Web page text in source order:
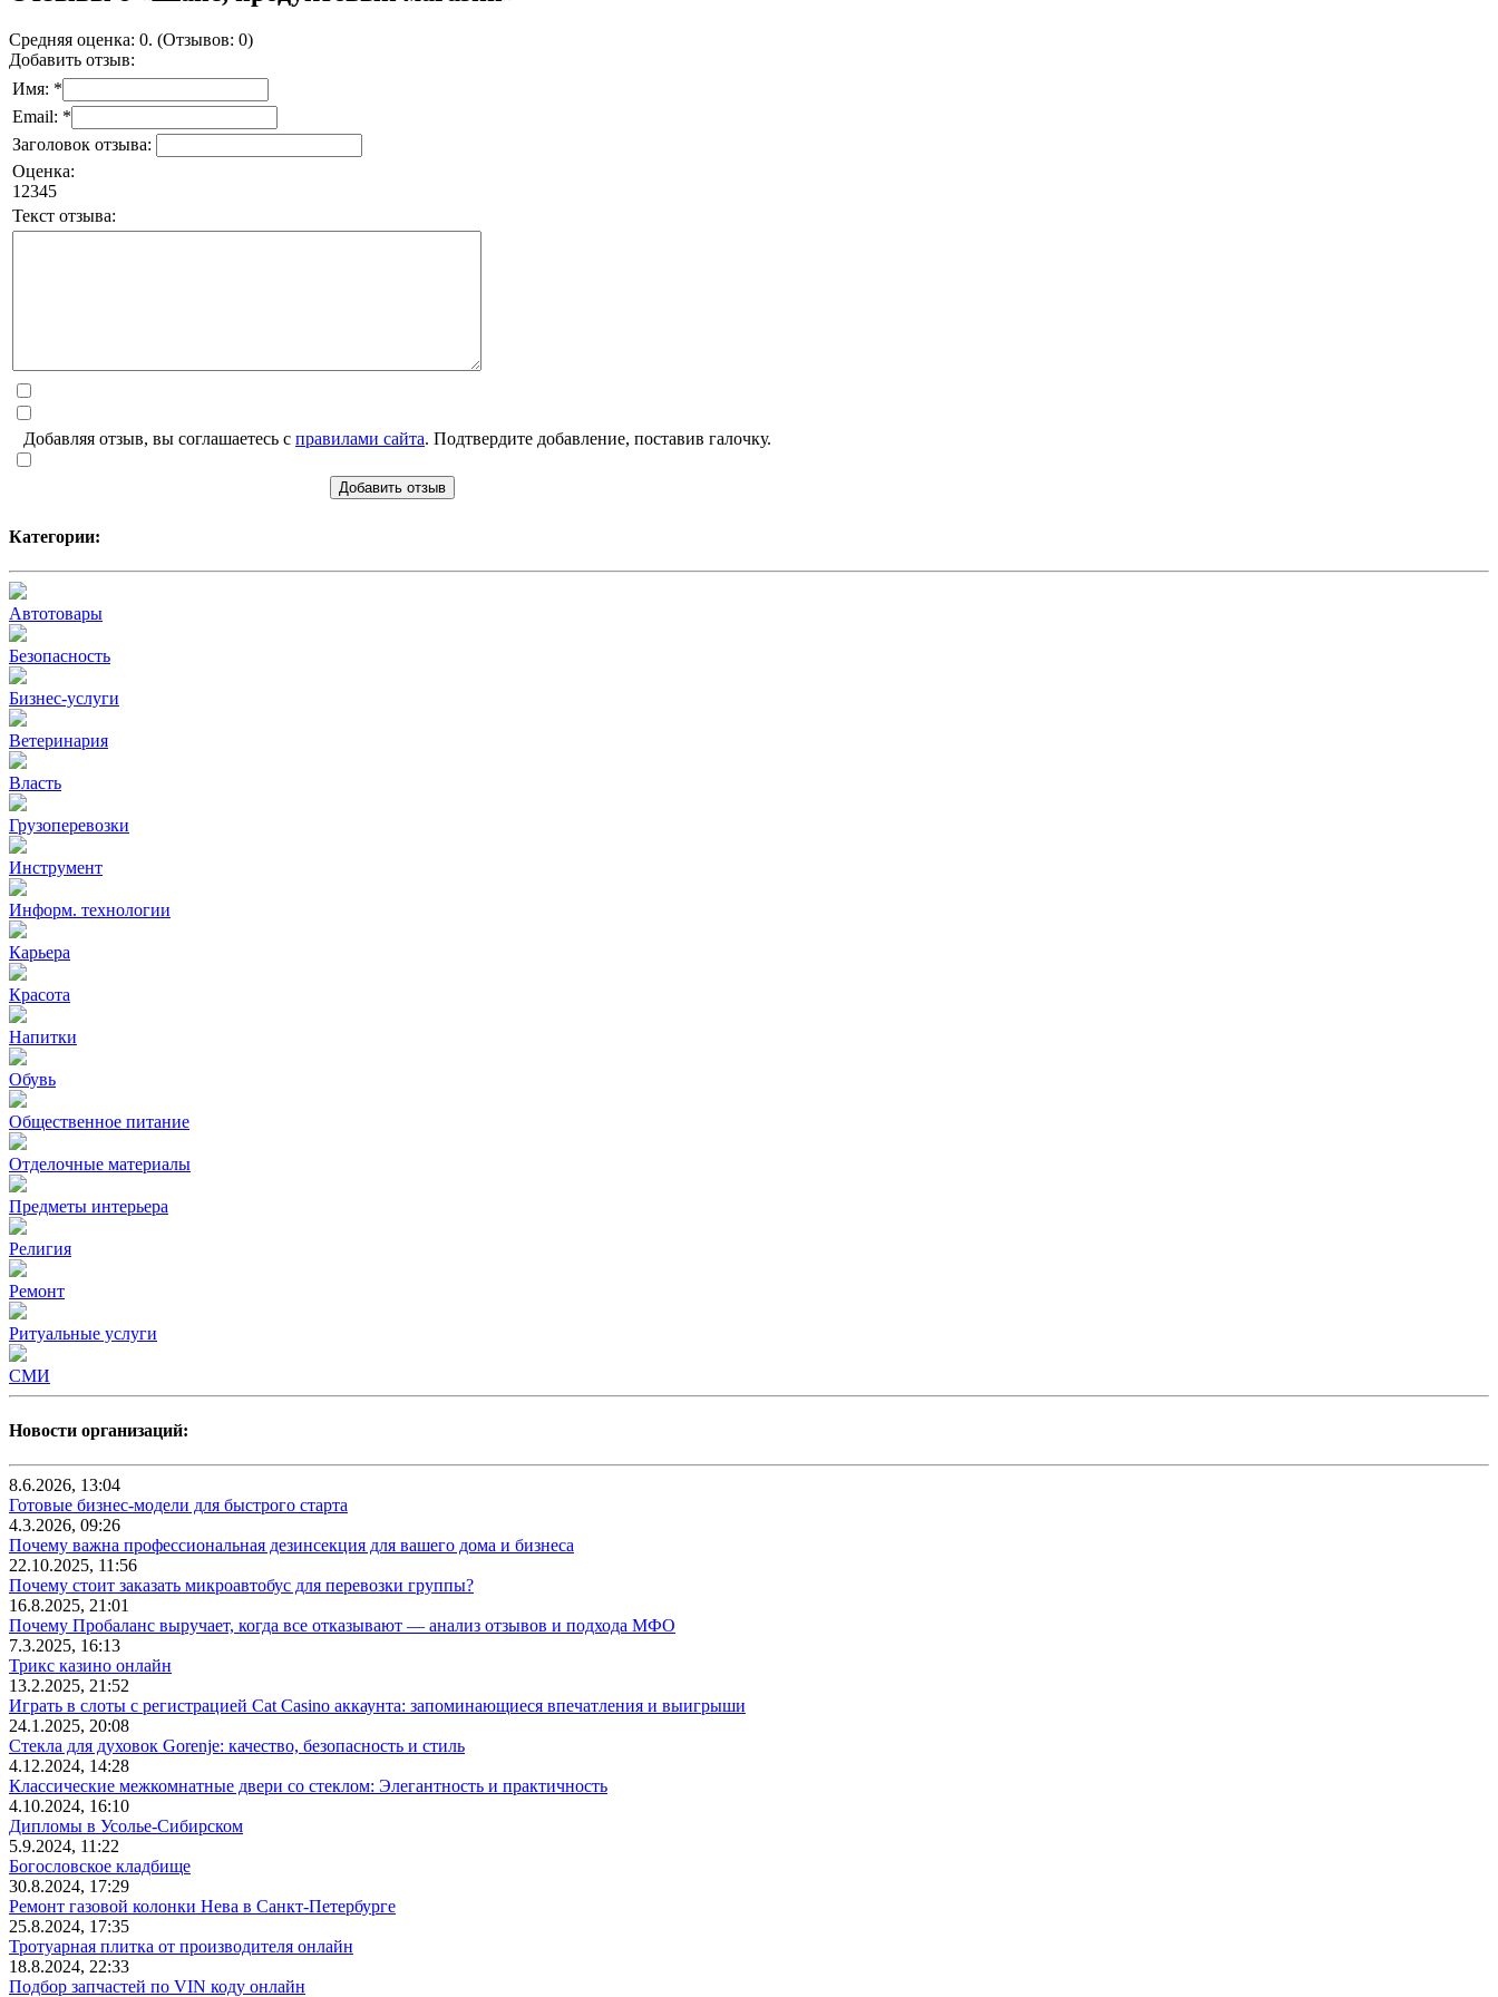
Средняя оценка: 0. (Отзывов: 0)
Добавить отзыв:
Имя: *
Email: *
Заголовок отзыва:
Оценка:
1 2345
Текст отзыва:
Добавляя отзыв, вы соглашаетесь с правилами сайта. Подтвердите добавление, поставив галочку.
Добавить отзыв
Категории:
Автотовары
Безопасность
Бизнес-услуги
Ветеринария
Власть
Грузоперевозки
Инструмент
Информ. технологии
Карьера
Красота
Напитки
Обувь
Общественное питание
Отделочные материалы
Предметы интерьера
Религия
Ремонт
Ритуальные услуги
СМИ
Новости организаций:
8.6.2026, 13:04
Готовые бизнес-модели для быстрого старта
4.3.2026, 09:26
Почему важна профессиональная дезинсекция для вашего дома и бизнеса
22.10.2025, 11:56
Почему стоит заказать микроавтобус для перевозки группы?
16.8.2025, 21:01
Почему Пробаланс выручает, когда все отказывают — анализ отзывов и подхода МФО
7.3.2025, 16:13
Трикс казино онлайн
13.2.2025, 21:52
Играть в слоты с регистрацией Cat Casino аккаунта: запоминающиеся впечатления и выигрыши
24.1.2025, 20:08
Стекла для духовок Gorenje: качество, безопасность и стиль
4.12.2024, 14:28
Классические межкомнатные двери со стеклом: Элегантность и практичность
4.10.2024, 16:10
Дипломы в Усолье-Сибирском
5.9.2024, 11:22
Богословское кладбище
30.8.2024, 17:29
Ремонт газовой колонки Нева в Санкт-Петербурге
25.8.2024, 17:35
Тротуарная плитка от производителя онлайн
18.8.2024, 22:33
Подбор запчастей по VIN коду онлайн